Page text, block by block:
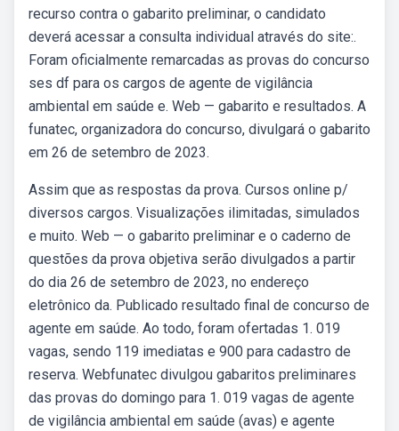
recurso contra o gabarito preliminar, o candidato
deverá acessar a consulta individual através do site:.
Foram oficialmente remarcadas as provas do concurso
ses df para os cargos de agente de vigilância
ambiental em saúde e. Web — gabarito e resultados. A
funatec, organizadora do concurso, divulgará o gabarito
em 26 de setembro de 2023.
Assim que as respostas da prova. Cursos online p/
diversos cargos. Visualizações ilimitadas, simulados
e muito. Web — o gabarito preliminar e o caderno de
questões da prova objetiva serão divulgados a partir
do dia 26 de setembro de 2023, no endereço
eletrônico da. Publicado resultado final de concurso de
agente em saúde. Ao todo, foram ofertadas 1. 019
vagas, sendo 119 imediatas e 900 para cadastro de
reserva. Webfunatec divulgou gabaritos preliminares
das provas do domingo para 1. 019 vagas de agente
de vigilância ambiental em saúde (avas) e agente